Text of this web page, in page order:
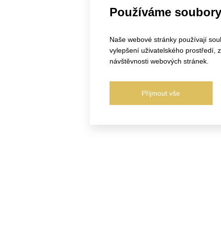
Používáme
Naše webové stránky používají
vylepšení uživatelského prostředí,
návštěvnosti webových stránek.
Přijmout vše